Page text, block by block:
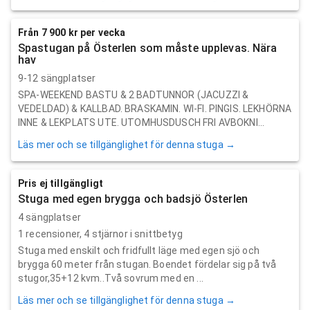
Från 7 900 kr per vecka
Spastugan på Österlen som måste upplevas. Nära
hav
9-12 sängplatser
SPA-WEEKEND BASTU & 2 BADTUNNOR (JACUZZI &
VEDELDAD) & KALLBAD. BRASKAMIN. WI-FI. PINGIS. LEKHÖRNA
INNE & LEKPLATS UTE. UTOMHUSDUSCH FRI AVBOKNI...
Läs mer och se tillgänglighet för denna stuga →
Pris ej tillgängligt
Stuga med egen brygga och badsjö Österlen
4 sängplatser
1 recensioner, 4 stjärnor i snittbetyg
Stuga med enskilt och fridfullt läge med egen sjö och
brygga 60 meter från stugan. Boendet fördelar sig på två
stugor,35+12 kvm..Två sovrum med en ...
Läs mer och se tillgänglighet för denna stuga →